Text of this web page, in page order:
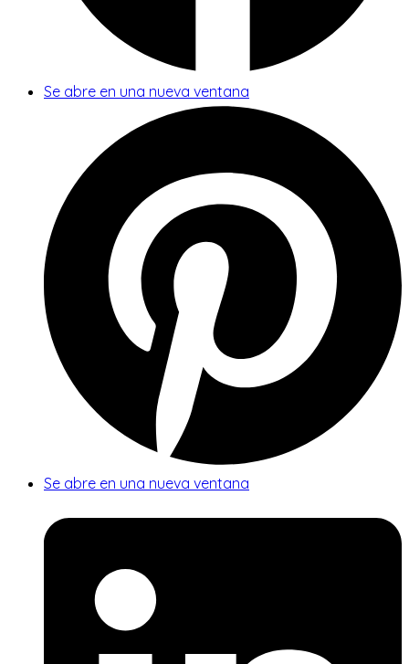
Se abre en una nueva ventana
Se abre en una nueva ventana